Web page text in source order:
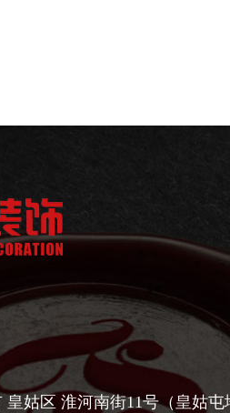
皇姑区 淮河南街11号（皇姑